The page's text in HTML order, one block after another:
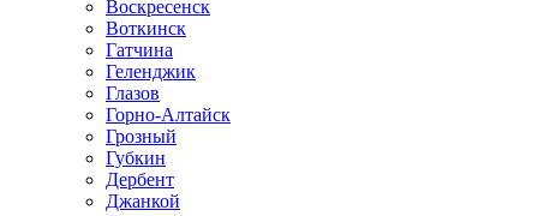
Воскресенск
Воткинск
Гатчина
Геленджик
Глазов
Горно-Алтайск
Грозный
Губкин
Дербент
Джанкой